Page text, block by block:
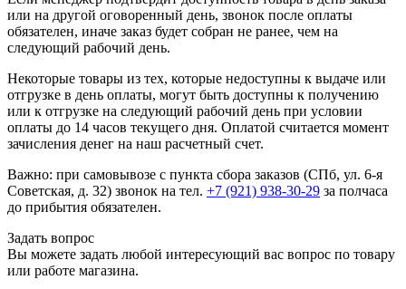
или на другой оговоренный день, звонок после оплаты
обязателен, иначе заказ будет собран не ранее, чем на
следующий рабочий день.
Некоторые товары из тех, которые недоступны к выдаче или
отгрузке в день оплаты, могут быть доступны к получению
или к отгрузке на следующий рабочий день при условии
оплаты до 14 часов текущего дня. Оплатой считается момент
зачисления денег на наш расчетный счет.
Важно: при самовывозе с пункта сборa заказов (СПб, ул. 6-я
Советская, д. 32) звонок на тел. +7 (921) 938-30-29 за полчаса
до прибытия обязателен.
Задать вопрос
Вы можете задать любой интересующий вас вопрос по товару
или работе магазина.